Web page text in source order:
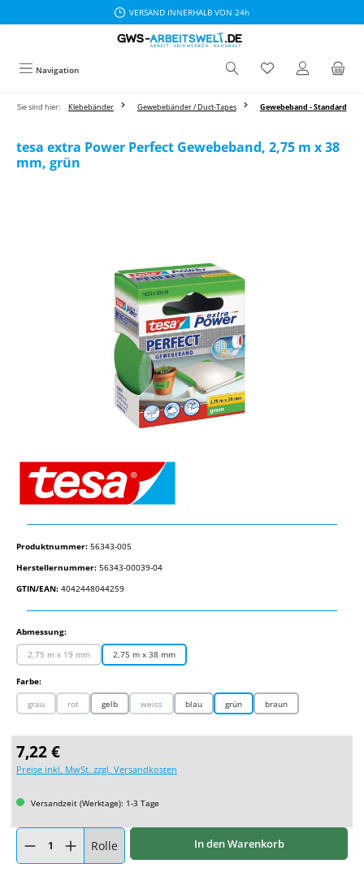
VERSAND INNERHALB VON 24h
Navigation
Sie sind hier: Klebebänder Gewebebänder / Duct-Tapes Gewebeband - Standard
tesa extra Power Perfect Gewebeband, 2,75 m x 38
mm, grün
Produktnummer: 56343-005
Herstellernummer: 56343-00039-04
GTIN/EAN: 4042448044259
Abmessung:auswählen
2,75 m x 19 mm
(Diese Option ist zurzeit nicht verfügbar.)
2,75 m x 38 mm
Farbe:auswählen
grau
(Diese Option ist zurzeit nicht verfügbar.)
rot
(Diese Option ist zurzeit nicht verfügbar.)
gelb weiss
(Diese Option ist zurzeit nicht verfügbar.)
blau grün braun
Regulärer Preis:
7,22 €
Preise inkl. MwSt. zzgl. Versandkosten
Versandzeit (Werktage): 1-3 Tage
Produkt Anzahl: Gib den gewünschten Wert ein oder benutze die Schaltflächen
Rolle In den Warenkorb